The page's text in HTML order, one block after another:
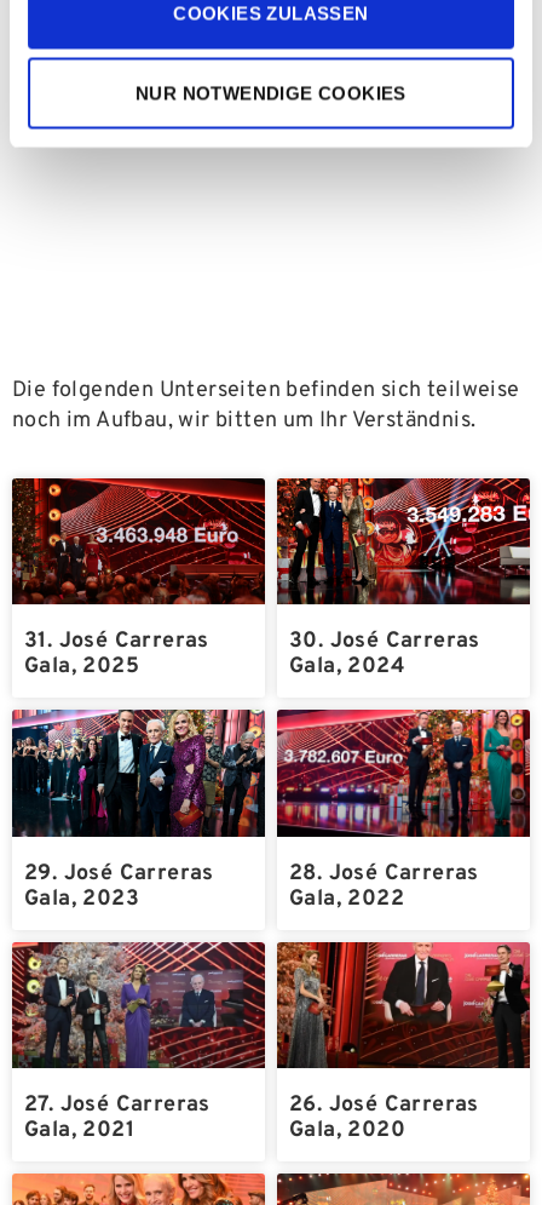
COOKIES ZULASSEN
NUR NOTWENDIGE COOKIES
Die folgenden Unterseiten befinden sich teilweise
noch im Aufbau, wir bitten um Ihr Verständnis.
31. José Carreras
Gala, 2025
30. José Carreras
Gala, 2024
29. José Carreras
Gala, 2023
28. José Carreras
Gala, 2022
27. José Carreras
Gala, 2021
26. José Carreras
Gala, 2020